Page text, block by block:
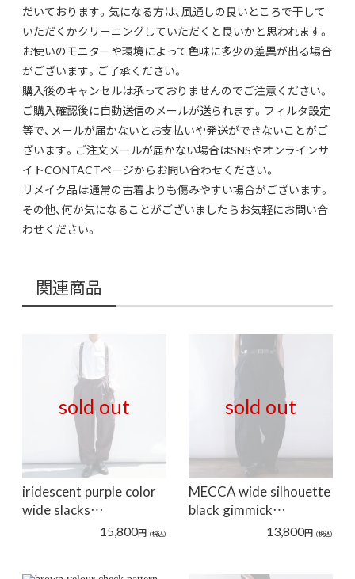
だいております。気になる方は、風通しの良いところで干して
いただくかクリーニングしていただくと良いかと思われます。
お使いのモニターや環境によって色味に多少の差異が出る場合
がございます。ご了承ください。
購入後のキャンセルは承っておりませんのでご注意ください。
ご購入確認後に自動送信のメールが送られます。フィルタ設定
等で、メールが届かないとお支払いや発送ができないことがご
ざいます。ご注文メールが届かない場合はSNSやオンラインサ
イトCONTACTページからお問い合わせください。
リメイク品は通常の古着よりも傷みやすい場合がございます。
その他、何か気になることがございましたらお気軽にお問い合
わせください。
関連商品
sold out
iridescent purple color
wide slacks…
15,800円 (税込)
sold out
MECCA wide silhouette
black gimmick…
13,800円 (税込)